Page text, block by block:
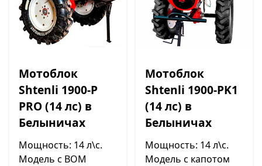
Мотоблок
Shtenli 1900-P
PRO (14 лс) в
Белыничах
Мощность: 14 л\с.
Модель с ВОМ
Мотоблок
Shtenli 1900-PK1
(14 лс) в
Белыничах
Мощность: 14 л\с.
Модель с капотом